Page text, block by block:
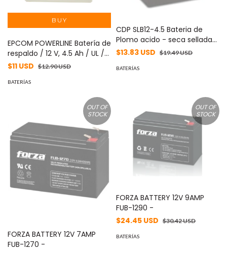
EPCOM POWERLINE Batería de
respaldo / 12 V, 4.5 Ah / UL /
Tecnología AGM-VRLA / Para
Alarmas de intrusión /
Terminales F1 PL-4.5-12
$11 USD $12.90 USD
BATERÍAS
CDP SLB12-4.5 Bateria de
Plomo acido - seca sellada
12Vdc-4.5Ah
$13.83 USD $19.49 USD
BATERÍAS
OUT OF
STOCK
FORZA BATTERY 12V 7AMP
FUB-1270 -
OUT OF
STOCK
FORZA BATTERY 12V 9AMP
FUB-1290 -
$24.45 USD $30.42 USD
BATERÍAS